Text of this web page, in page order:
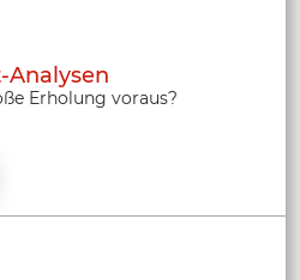
Analysen
Erholung voraus?